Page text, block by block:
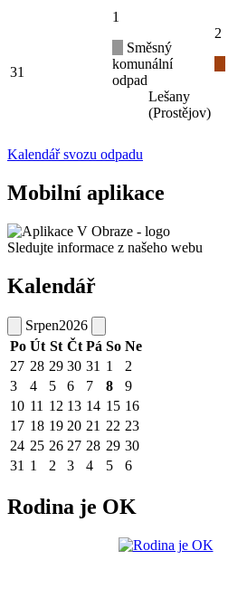
31
1
Směsný
komunální
odpad
Lešany
(Prostějov)
2
Kalendář svozu odpadu
Mobilní aplikace
Sledujte informace z našeho webu
Kalendář
Srpen2026
Po Út St Čt Pá So Ne
27 28 29 30 31 1
2
3
4 5 6 7 8
9
10 11 12 13 14 15 16
17 18 19 20 21 22 23
24 25 26 27 28 29 30
31 1 2 3 4 5 6
Rodina je OK